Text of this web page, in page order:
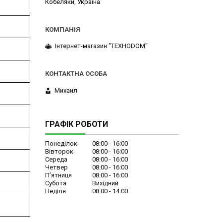
Кобеляки, Україна
Інтернет-магазин "ТЕХНОDOM"
Михаил
ГРАФІК РОБОТИ
Понеділок 08:00
16:00
Вівторок
08:00
16:00
Середа
08:00
16:00
Четвер
08:00
16:00
Пʼятниця
08:00
16:00
Субота
Вихідний
Неділя
08:00 14:00